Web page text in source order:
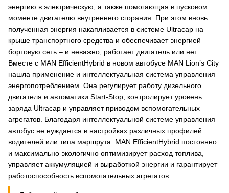
энергию в электрическую, а также помогающая в пусковом
моменте двигателю внутреннего сгорания. При этом вновь
полученная энергия накапливается в системе Ultracap на
крыше транспортного средства и обеспечивает энергией
бортовую сеть – и неважно, работает двигатель или нет.
Вместе с MAN EfficientHybrid в новом автобусе MAN Lion’s City
нашла применение и интеллектуальная система управления
энергопотреблением. Она регулирует работу дизельного
двигателя и автоматики Start-Stop, контролирует уровень
заряда Ultracap и управляет приводом вспомогательных
агрегатов. Благодаря интеллектуальной системе управления
автобус не нуждается в настройках различных профилей
водителей или типа маршрута. MAN EfficientHybrid постоянно
и максимально экологично оптимизирует расход топлива,
управляет аккумуляцией и выработкой энергии и гарантирует
работоспособность вспомогательных агрегатов.